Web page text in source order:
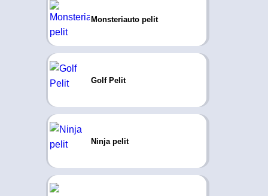
Monsteriauto pelit
Golf Pelit
Ninja pelit